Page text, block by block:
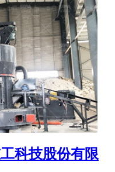
科技股份有限